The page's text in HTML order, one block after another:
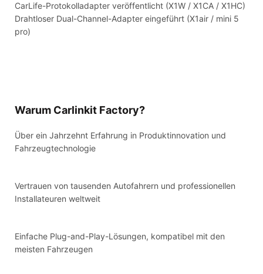
CarLife-Protokolladapter veröffentlicht (X1W / X1CA / X1HC)
Drahtloser Dual-Channel-Adapter eingeführt (X1air / mini 5
pro)
Warum Carlinkit Factory?
Über ein Jahrzehnt Erfahrung in Produktinnovation und
Fahrzeugtechnologie
Vertrauen von tausenden Autofahrern und professionellen
Installateuren weltweit
Einfache Plug-and-Play-Lösungen, kompatibel mit den
meisten Fahrzeugen